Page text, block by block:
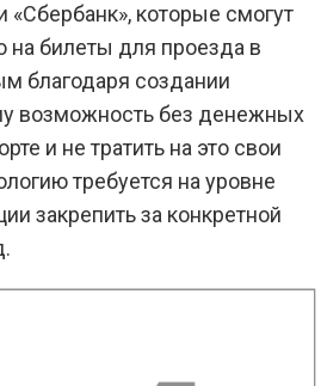
которые смогут
билеты для проезда в
благодаря создании
возможность без денежных
и не тратить на это свои
требуется на уровне
закрепить за конкретной